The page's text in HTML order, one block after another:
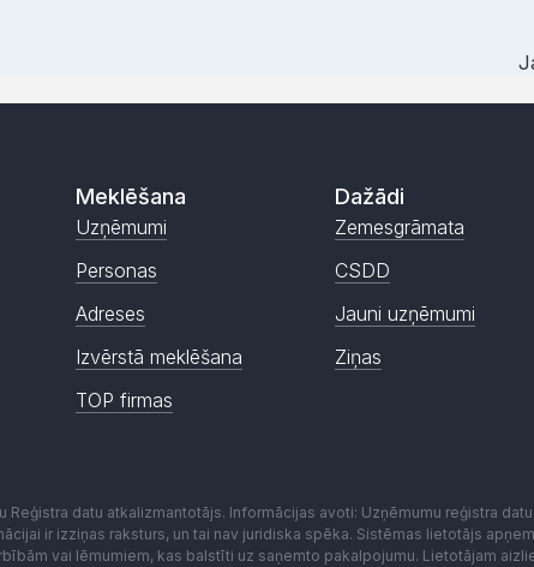
Meklēšana
Uzņēmumi
Personas
Adreses
Izvērstā meklēšana
TOP firmas
Dažādi
Zemesgrāmata
CSDD
Jauni uzņēmumi
Ziņas
datu atkalizmantotājs. Informācijas avoti: Uzņēmumu reģistra
ir izziņas raksturs, un tai nav juridiska spēka. Sistēmas lietotājs
vai lēmumiem, kas balstīti uz saņemto pakalpojumu. Lietotājam